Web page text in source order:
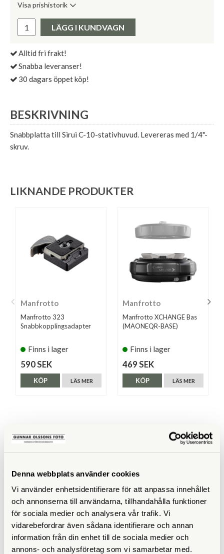
Denna webbplats använder cookies
Vi använder enhetsidentifierare för att anpassa innehållet
och annonserna till användarna, tillhandahålla funktioner
för sociala medier och analysera vår trafik. Vi
vidarebefordrar även sådana identifierare och annan
information från din enhet till de sociala medier och
annons- och analysföretag som vi samarbetar med.
Visa prishistorik
Pris:
LÄGG I KUNDVAGN
Alltid fri frakt!
Snabba leveranser!
30 dagars öppet köp!
BESKRIVNING
Snabbplatta till Sirui C-10-stativhuvud. Levereras med 1/4"-
skruv.
LIKNANDE PRODUKTER
Manfrotto
Manfrotto 323
Snabbkopplingsadapter
Finns i lager
590 SEK
LÄS MER
KÖP
Manfrotto
Manfrotto XCHANGE Bas
(MAONEQR-BASE)
Finns i lager
469 SEK
LÄS MER
KÖP
ANDRA KÖPTE ÄVEN